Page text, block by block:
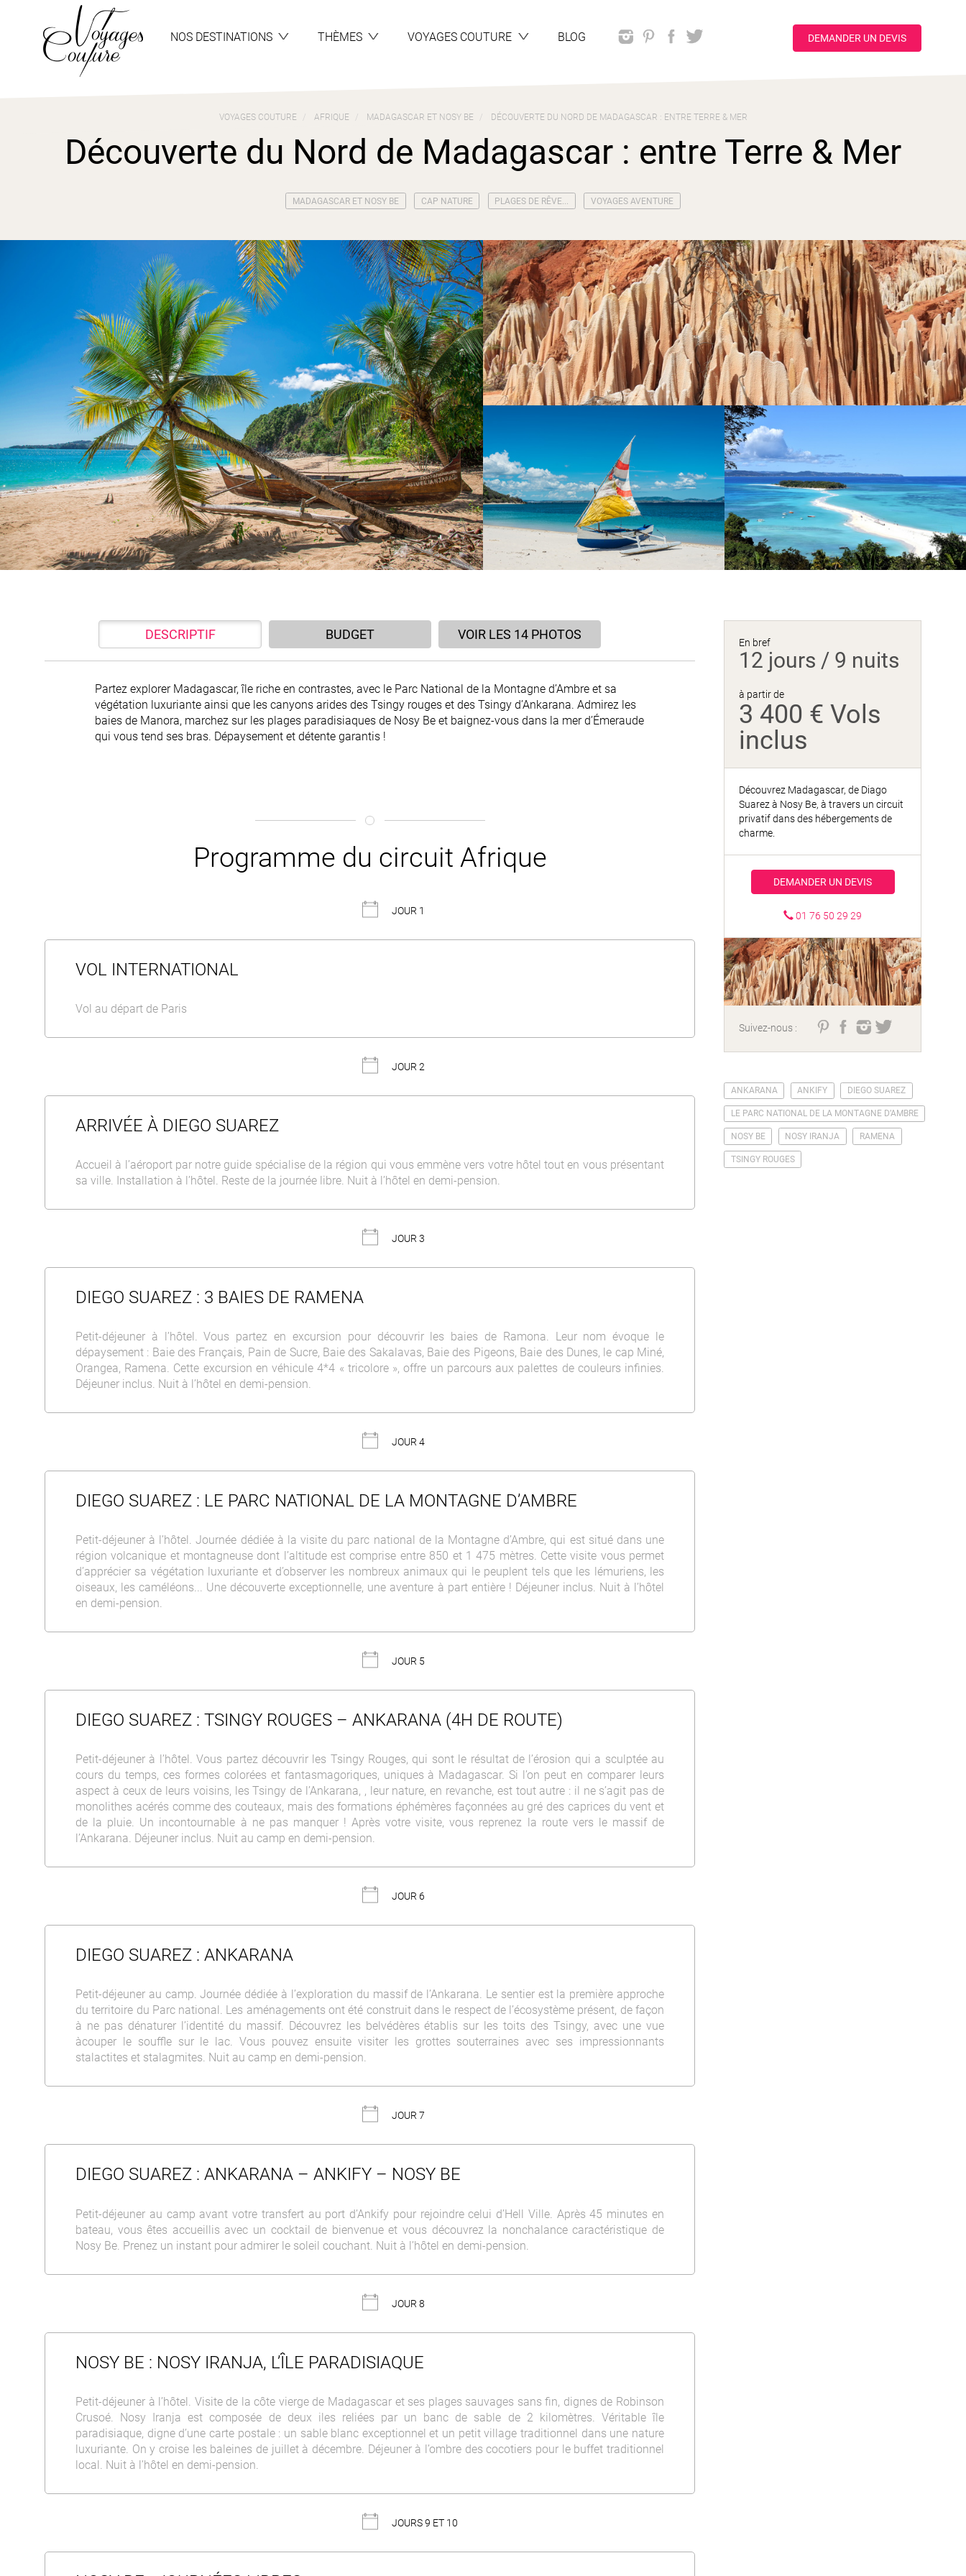
NOS DESTINATIONS THÈMES VOYAGES COUTURE BLOG DEMANDER UN DEVIS
VOYAGES COUTURE AFRIQUE MADAGASCAR ET NOSY BE DÉCOUVERTE DU NORD DE MADAGASCAR : ENTRE TERRE & MER
Découverte du Nord de Madagascar : entre Terre & Mer
MADAGASCAR ET NOSY BE CAP NATURE PLAGES DE RÊVE... VOYAGES AVENTURE
DESCRIPTIF BUDGET VOIR LES 14 PHOTOS
Partez explorer Madagascar, île riche en contrastes, avec le Parc National de la Montagne d’Ambre et sa
végétation luxuriante ainsi que les canyons arides des Tsingy rouges et des Tsingy d’Ankarana. Admirez les
baies de Manora, marchez sur les plages paradisiaques de Nosy Be et baignez-vous dans la mer d’Émeraude
qui vous tend ses bras. Dépaysement et détente garantis !
Programme du circuit Afrique
JOUR 1
VOL INTERNATIONAL
Vol au départ de Paris
JOUR 2
ARRIVÉE À DIEGO SUAREZ
Accueil à l’aéroport par notre guide spécialise de la région qui vous emmène vers votre hôtel tout en vous présentant
sa ville. Installation à l’hôtel. Reste de la journée libre. Nuit à l’hôtel en demi-pension.
JOUR 3
DIEGO SUAREZ : 3 BAIES DE RAMENA
Petit-déjeuner à l’hôtel. Vous partez en excursion pour découvrir les baies de Ramona. Leur nom évoque le
dépaysement : Baie des Français, Pain de Sucre, Baie des Sakalavas, Baie des Pigeons, Baie des Dunes, le cap Miné,
Orangea, Ramena. Cette excursion en véhicule 4*4 « tricolore », offre un parcours aux palettes de couleurs infinies.
Déjeuner inclus. Nuit à l’hôtel en demi-pension.
JOUR 4
DIEGO SUAREZ : LE PARC NATIONAL DE LA MONTAGNE D’AMBRE
Petit-déjeuner à l’hôtel. Journée dédiée à la visite du parc national de la Montagne d’Ambre, qui est situé dans une
région volcanique et montagneuse dont l’altitude est comprise entre 850 et 1 475 mètres. Cette visite vous permet
d’apprécier sa végétation luxuriante et d’observer les nombreux animaux qui le peuplent tels que les lémuriens, les
oiseaux, les caméléons... Une découverte exceptionnelle, une aventure à part entière ! Déjeuner inclus. Nuit à l’hôtel
en demi-pension.
JOUR 5
DIEGO SUAREZ : TSINGY ROUGES – ANKARANA (4H DE ROUTE)
Petit-déjeuner à l’hôtel. Vous partez découvrir les Tsingy Rouges, qui sont le résultat de l’érosion qui a sculptée au
cours du temps, ces formes colorées et fantasmagoriques, uniques à Madagascar. Si l’on peut en comparer leurs
aspect à ceux de leurs voisins, les Tsingy de l’Ankarana, , leur nature, en revanche, est tout autre : il ne s’agit pas de
monolithes acérés comme des couteaux, mais des formations éphémères façonnées au gré des caprices du vent et
de la pluie. Un incontournable à ne pas manquer ! Après votre visite, vous reprenez la route vers le massif de
l’Ankarana. Déjeuner inclus. Nuit au camp en demi-pension.
JOUR 6
DIEGO SUAREZ : ANKARANA
Petit-déjeuner au camp. Journée dédiée à l’exploration du massif de l’Ankarana. Le sentier est la première approche
du territoire du Parc national. Les aménagements ont été construit dans le respect de l’écosystème présent, de façon
à ne pas dénaturer l’identité du massif. Découvrez les belvédères établis sur les toits des Tsingy, avec une vue
àcouper le souffle sur le lac. Vous pouvez ensuite visiter les grottes souterraines avec ses impressionnants
stalactites et stalagmites. Nuit au camp en demi-pension.
JOUR 7
DIEGO SUAREZ : ANKARANA – ANKIFY – NOSY BE
Petit-déjeuner au camp avant votre transfert au port d’Ankify pour rejoindre celui d’Hell Ville. Après 45 minutes en
bateau, vous êtes accueillis avec un cocktail de bienvenue et vous découvrez la nonchalance caractéristique de
Nosy Be. Prenez un instant pour admirer le soleil couchant. Nuit à l’hôtel en demi-pension.
JOUR 8
NOSY BE : NOSY IRANJA, L’ÎLE PARADISIAQUE
Petit-déjeuner à l’hôtel. Visite de la côte vierge de Madagascar et ses plages sauvages sans fin, dignes de Robinson
Crusoé. Nosy Iranja est composée de deux iles reliées par un banc de sable de 2 kilomètres. Véritable île
paradisiaque, digne d’une carte postale : un sable blanc exceptionnel et un petit village traditionnel dans une nature
luxuriante. On y croise les baleines de juillet à décembre. Déjeuner à l’ombre des cocotiers pour le buffet traditionnel
local. Nuit à l’hôtel en demi-pension.
JOURS 9 ET 10
En bref
12 jours / 9 nuits
à partir de
3 400 € Vols
inclus
Découvrez Madagascar, de Diago
Suarez à Nosy Be, à travers un circuit
privatif dans des hébergements de
charme.
DEMANDER UN DEVIS
01 76 50 29 29
Suivez-nous :
ANKARANA ANKIFY DIEGO SUAREZ
LE PARC NATIONAL DE LA MONTAGNE D’AMBRE
NOSY BE NOSY IRANJA RAMENA
TSINGY ROUGES